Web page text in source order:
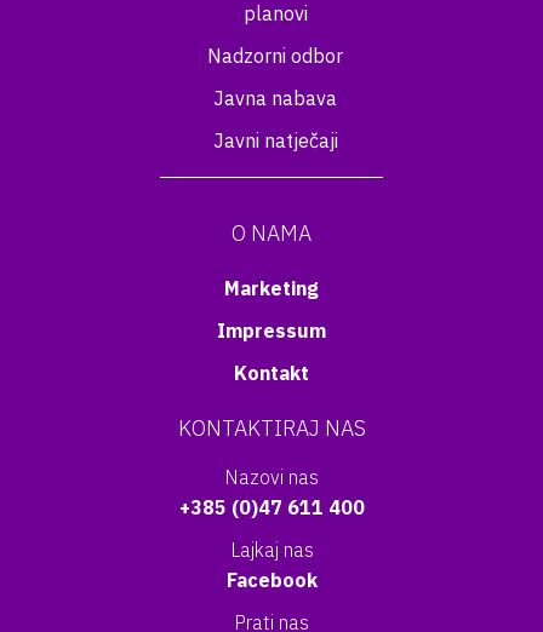
planovi
Nadzorni odbor
Javna nabava
Javni natječaji
O NAMA
Marketing
Impressum
Kontakt
KONTAKTIRAJ NAS
Nazovi nas
+385 (0)47 611 400
Lajkaj nas
Facebook
Prati nas